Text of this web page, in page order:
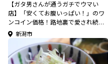
【ガタ男さんが通うガチでウマい
店】「安くてお腹いっぱい！」のワ
ンコイン価格！路地裏で愛され続け
る昔ながらのラーメン店 / 新潟市中
央区「ラーメン内山 」
新潟市